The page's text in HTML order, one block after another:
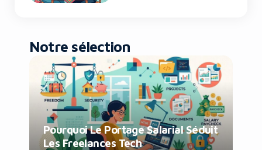
Notre sélection
Pourquoi Le Portage Salarial Séduit
Les Freelances Tech